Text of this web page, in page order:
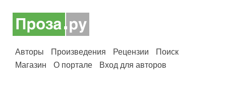
Авторы Произведения Рецензии
Поиск
Магазин
О портале Вход для авторов